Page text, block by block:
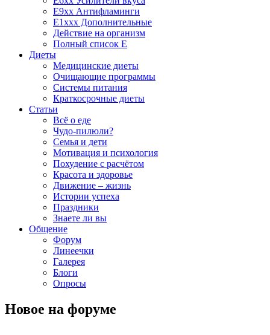
E9xx Антифламинги
E1xxx Дополнительные
Действие на организм
Полный список E
Диеты
Медицинские диеты
Очищающие программы
Системы питания
Краткосрочные диеты
Статьи
Всё о еде
Чудо-пилюли?
Семья и дети
Мотивация и психология
Похудение с расчётом
Красота и здоровье
Движение – жизнь
Истории успеха
Праздники
Знаете ли вы
Общение
Форум
Линеечки
Галерея
Блоги
Опросы
Новое на форуме